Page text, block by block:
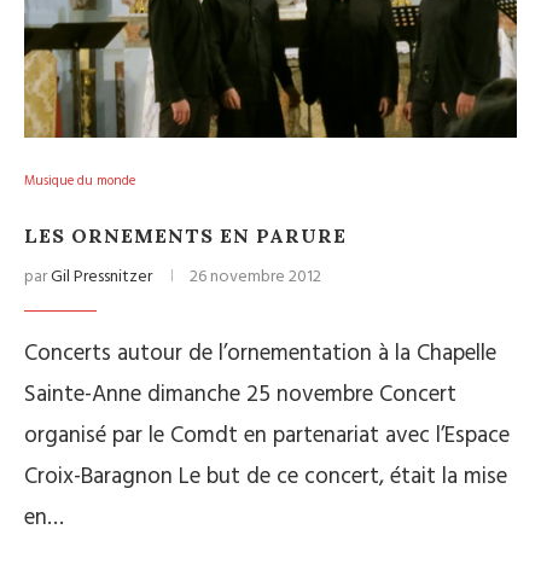
Musique du monde
LES ORNEMENTS EN PARURE
parGil Pressnitzer 26 novembre 2012
Concerts autour de l’ornementation à la Chapelle
Sainte-Anne dimanche 25 novembre Concert
organisé par le Comdt en partenariat avec l’Espace
Croix-Baragnon Le but de ce concert, était la mise
en…